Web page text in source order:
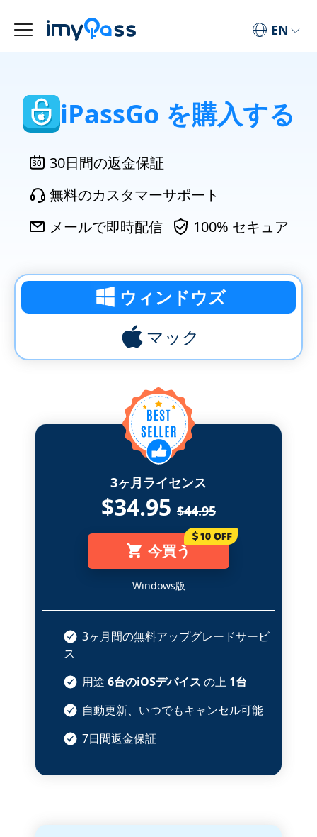
EN
iPassGo を購入する
30日間の返金保証
無料のカスタマーサポート
メールで即時配信
100% セキュア
ウィンドウズ
マック
3ヶ月ライセンス
$34.95 $44.95
今買う
Windows版
3ヶ月間の無料アップグレードサービ
ス
用途 6台のiOSデバイス の上 1台
自動更新、いつでもキャンセル可能
7日間返金保証